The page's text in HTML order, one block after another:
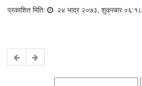
प्रकाशित मितिः २४ भाद्र २०७३, शुक्रबार ०६:१८